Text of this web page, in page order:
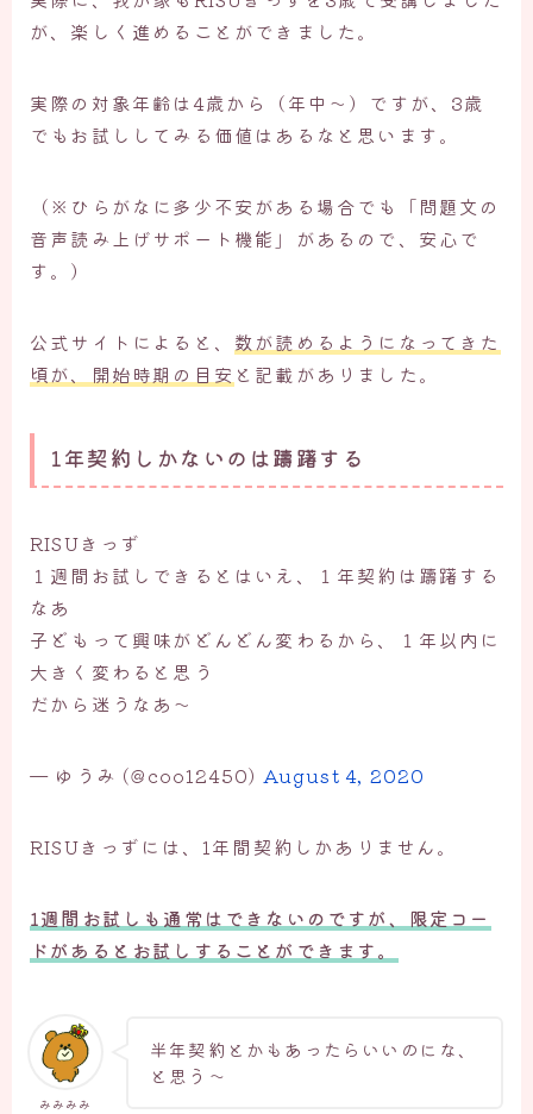
が、楽しく進めることができました。
実際の対象年齢は4歳から（年中～）ですが、3歳
でもお試ししてみる価値はあるなと思います。
（※ひらがなに多少不安がある場合でも「問題文の
音声読み上げサポート機能」があるので、安心で
す。）
公式サイトによると、 数が読めるようになってきた
頃が、開始時期の目安 と記載がありました。
1年契約しかないのは躊躇する
RISUきっず
１週間お試しできるとはいえ、１年契約は躊躇する
なあ
子どもって興味がどんどん変わるから、１年以内に
大きく変わると思う
だから迷うなあ～
— ゆうみ (@coo12450) August 4, 2020
RISUきっずには、1年間契約しかありません。
1週間お試しも通常はできないのですが、限定コー
ドがあるとお試しすることができます。
みみみみ
半年契約とかもあったらいいのにな、
と思う～